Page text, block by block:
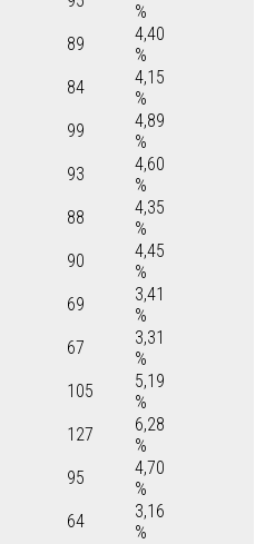
%
89
4,40
%
84
4,15
%
99
4,89
%
93
4,60
%
88
4,35
%
90
4,45
%
69
3,41
%
67
3,31
%
105
5,19
%
127
6,28
%
95
4,70
%
64
3,16
%